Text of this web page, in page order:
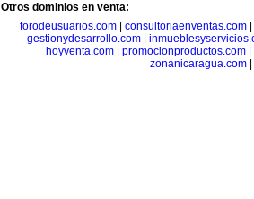
Otros dominios en venta:
forodeusuarios.com
consultoriaenventas.com
gestionydesarrollo.com
hoyventa.com| promocionproductos.com|
zonanicaragua.com